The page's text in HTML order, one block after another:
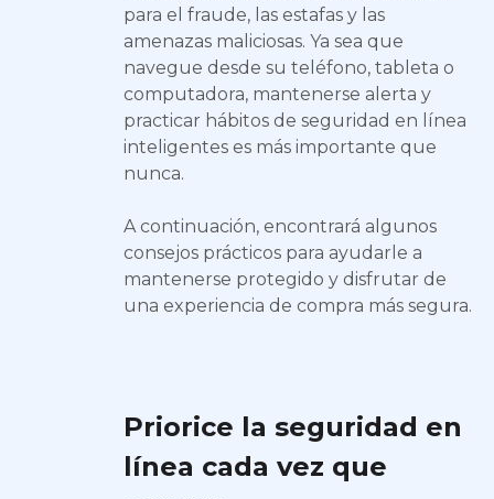
para el fraude, las estafas y las
amenazas maliciosas. Ya sea que
navegue desde su teléfono, tableta o
computadora, mantenerse alerta y
practicar hábitos de seguridad en línea
inteligentes es más importante que
nunca.
A continuación, encontrará algunos
consejos prácticos para ayudarle a
mantenerse protegido y disfrutar de
una experiencia de compra más segura.
Priorice la seguridad en
línea cada vez que